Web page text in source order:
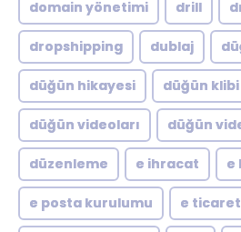
domain yönetimi drill
dropshipping dublaj
düğün hikayesi düğün klibi
düğün videoları düğün
düzenleme e ihracat e
e posta kurulumu e ticaret